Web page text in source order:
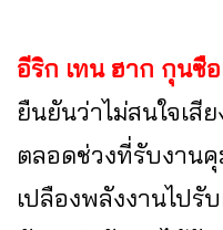
อีริก เทน ฮาก กุนซือ
ยืนยันว่าไม่สนใจเสี
ตลอดช่วงที่รับงาน
เปลืองพลังงานไปรั